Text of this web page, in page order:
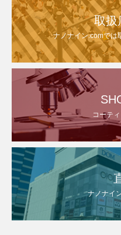
取扱
ナノナイン.comでは
コーテ
ナノナイ